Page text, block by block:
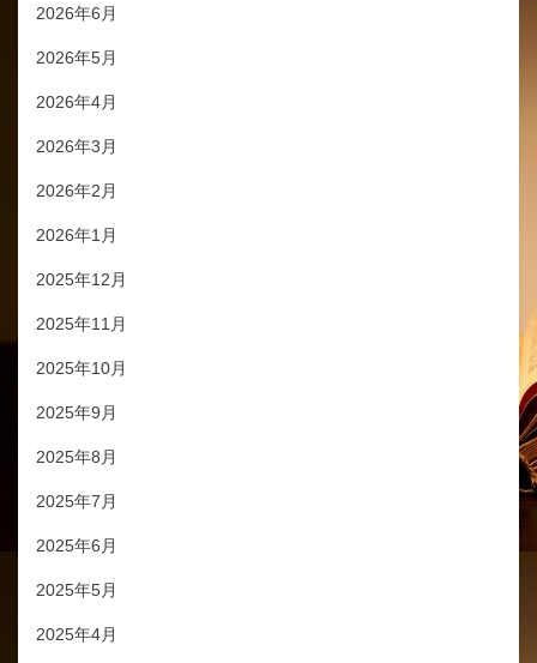
2026年6月
2026年5月
2026年4月
2026年3月
2026年2月
2026年1月
2025年12月
2025年11月
2025年10月
2025年9月
2025年8月
2025年7月
2025年6月
2025年5月
2025年4月